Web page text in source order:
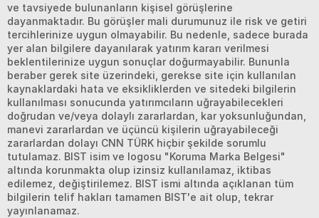
ve tavsiyede bulunanların kişisel görüşlerine
dayanmaktadır. Bu görüşler mali durumunuz ile risk ve getiri
tercihlerinize uygun olmayabilir. Bu nedenle, sadece burada
yer alan bilgilere dayanılarak yatırım kararı verilmesi
beklentilerinize uygun sonuçlar doğurmayabilir. Bununla
beraber gerek site üzerindeki, gerekse site için kullanılan
kaynaklardaki hata ve eksikliklerden ve sitedeki bilgilerin
kullanılması sonucunda yatırımcıların uğrayabilecekleri
doğrudan ve/veya dolaylı zararlardan, kar yoksunluğundan,
manevi zararlardan ve üçüncü kişilerin uğrayabileceği
zararlardan dolayı CNN TÜRK hiçbir şekilde sorumlu
tutulamaz. BIST isim ve logosu "Koruma Marka Belgesi"
altında korunmakta olup izinsiz kullanılamaz, iktibas
edilemez, değiştirilemez. BIST ismi altında açıklanan tüm
bilgilerin telif hakları tamamen BIST'e ait olup, tekrar
yayınlanamaz.